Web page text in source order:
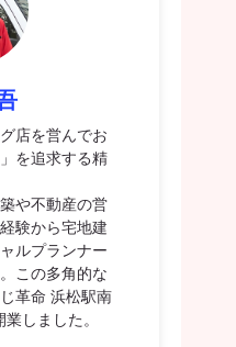
店を営んでお
を追求する精
や不動産の営
験から宅地建
ルプランナー
この多角的な
革命 浜松駅南
しました。